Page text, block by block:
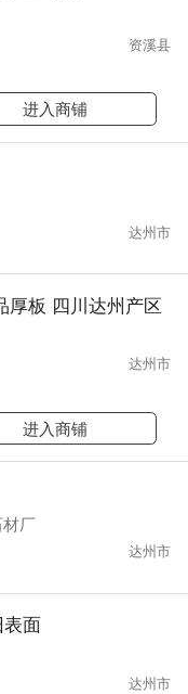
资溪县
进入商铺
达州市
厚板 四川达州产区
达州市
进入商铺
厂
达州市
面
达州市